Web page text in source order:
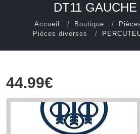
DT11
Accueil Boutique
Pièces diverses
44.99€